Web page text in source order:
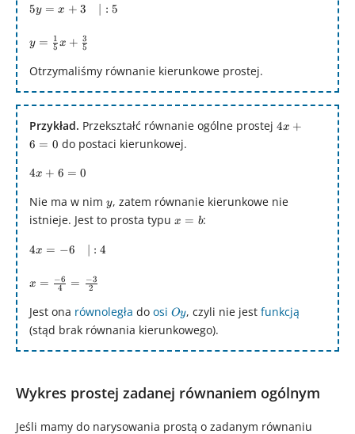
3
0
5y = x
3\quad
5y = x + 3 ∣ : 5
y =
\frac{1}
{5}x +
{5}
y = 5
1 x + 5
3
Otrzymaliśmy równanie kierunkowe prostej.
Przykład. Przekształć równanie ogólne prostej 4x
4x +
6 = 0 do postaci kierunkowej.
4x
6
=
4x + 6 = 0
Nie ma w nim y
y, zatem równanie kierunkowe nie
istnieje. Jest to prosta typu x
x = b:
4x =
|:4
4x = −6 ∣ : 4
x =
\frac{-6}
{4} =
\frac{-3}
x = 4
−6 = 2
−3
Jest ona równoległa do osi Oy
Oy, czyli nie jest funkcją
(stąd brak równania kierunkowego).
Wykres prostej zadanej równaniem ogólnym
Jeśli mamy do narysowania prostą o zadanym równaniu